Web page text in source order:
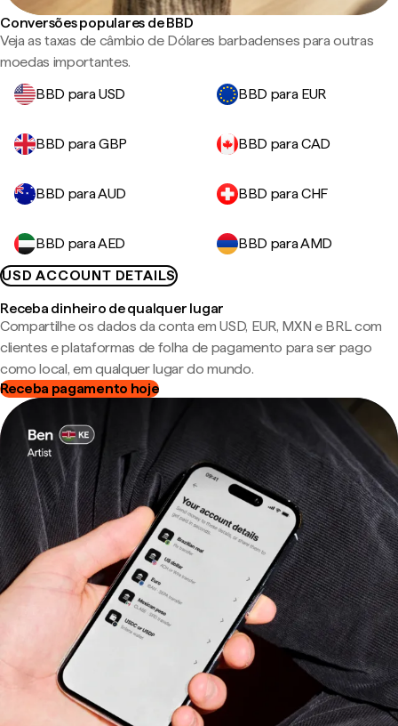
Conversões populares de BBD
Veja as taxas de câmbio de Dólares barbadenses para outras
moedas importantes.
BBD para USD
BBD para EUR
BBD para GBP BBD para CAD
BBD para AUD BBD para CHF
BBD para AED
BBD para AMD
USD ACCOUNT DETAILS
Receba dinheiro de qualquer lugar
Compartilhe os dados da conta em USD, EUR, MXN e BRL com
clientes e plataformas de folha de pagamento para ser pago
como local, em qualquer lugar do mundo.
Receba pagamento hoje